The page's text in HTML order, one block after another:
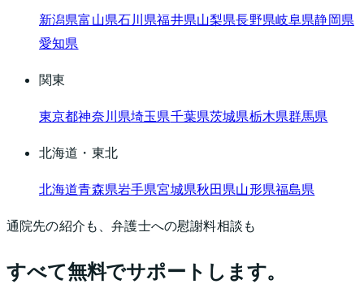
新潟県富山県石川県福井県山梨県長野県岐阜県静岡県
愛知県
関東
東京都神奈川県埼玉県千葉県茨城県栃木県群馬県
北海道・東北
北海道青森県岩手県宮城県秋田県山形県福島県
通院先の紹介も、弁護士への慰謝料相談も
すべて無料でサポートします。